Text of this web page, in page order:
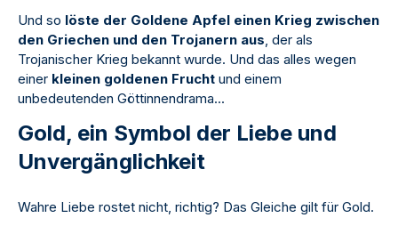
Und so löste der Goldene Apfel einen Krieg zwischen
den Griechen und den Trojanern aus, der als
Trojanischer Krieg bekannt wurde. Und das alles wegen
einer kleinen goldenen Frucht und einem
unbedeutenden Göttinnendrama...
Gold, ein Symbol der Liebe und
Unvergänglichkeit
Wahre Liebe rostet nicht, richtig? Das Gleiche gilt für Gold.